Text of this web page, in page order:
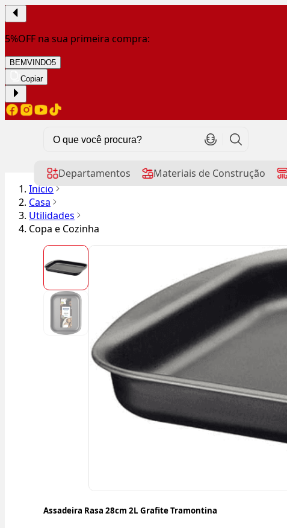
5%OFF na sua primeira compra:
BEMVINDO5
Copiar
Departamentos Materiais de Construção
Início
Casa
Utilidades
Copa e Cozinha
Assadeira Rasa 28cm 2L Grafite Tramontina